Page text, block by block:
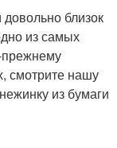
близок
из самых
смотрите нашу
из бумаги